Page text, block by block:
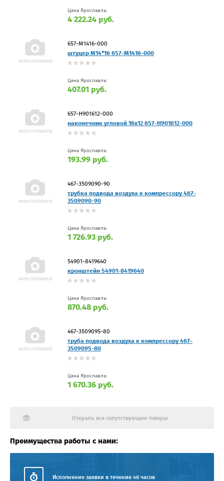
Цена Ярославль:
4 222.24 руб.
657-М1416-000
штуцер М14*16 657-М1416-000
Цена Ярославль:
407.01 руб.
657-H901612-000
наконечник угловой 16х12 657-H901612-000
Цена Ярославль:
193.99 руб.
467-3509090-90
трубка подвода воздуха к компрессору 467-
3509090-90
Цена Ярославль:
1 726.93 руб.
54901-8419640
кронштейн 54901-8419640
Цена Ярославль:
870.48 руб.
467-3509095-80
труба подвода воздуха к компрессору 467-
3509095-80
Цена Ярославль:
1 670.36 руб.
Открыть все сопутствующие товары
Преимущества работы с нами:
Исполнение заявки в течение 48 часов